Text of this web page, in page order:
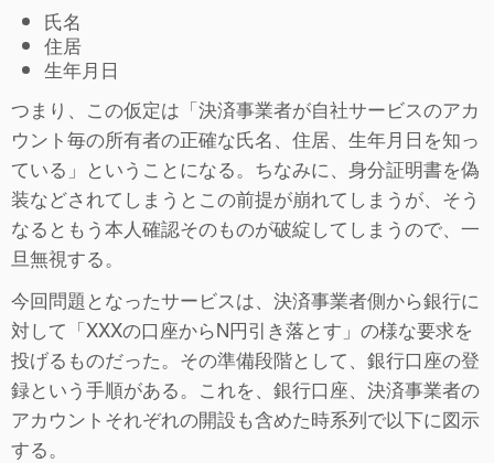
氏名
住居
生年月日
つまり、この仮定は「決済事業者が自社サービスのアカ
ウント毎の所有者の正確な氏名、住居、生年月日を知っ
ている」ということになる。ちなみに、身分証明書を偽
装などされてしまうとこの前提が崩れてしまうが、そう
なるともう本人確認そのものが破綻してしまうので、一
旦無視する。
今回問題となったサービスは、決済事業者側から銀行に
対して「XXXの口座からN円引き落とす」の様な要求を
投げるものだった。その準備段階として、銀行口座の登
録という手順がある。これを、銀行口座、決済事業者の
アカウントそれぞれの開設も含めた時系列で以下に図示
する。